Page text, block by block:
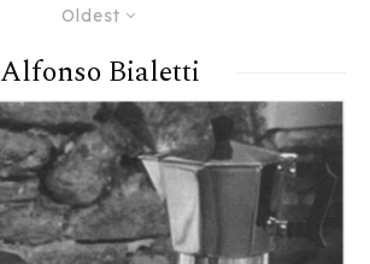
Oldest
Alfonso Bialetti